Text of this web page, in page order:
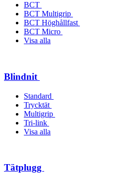
BCT
BCT Multigrip
BCT Höghållfast
BCT Micro
Visa alla
Blindnit
Standard
Trycktät
Multigrip
Tri-link
Visa alla
Tätplugg